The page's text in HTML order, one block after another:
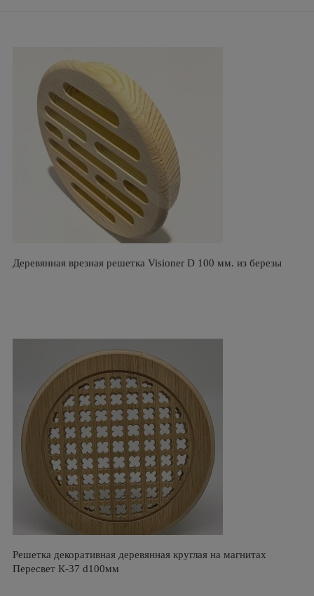
Деревянная врезная решетка Visioner D 100 мм. из березы
Решетка декоративная деревянная круглая на магнитах
Пересвет К-37 d100мм